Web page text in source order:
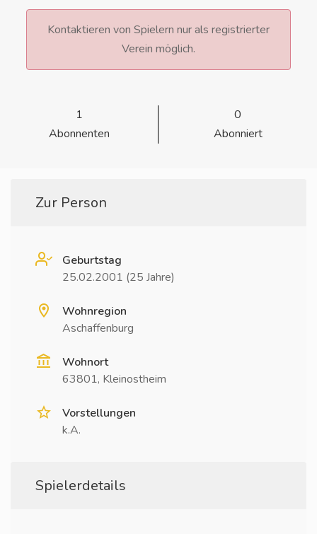
Kontaktieren von Spielern nur als registrierter
Verein möglich.
1
Abonnenten
0
Abonniert
Zur Person
Geburtstag
25.02.2001 (25 Jahre)
Wohnregion
Aschaffenburg
Wohnort
63801, Kleinostheim
Vorstellungen
k.A.
Spielerdetails